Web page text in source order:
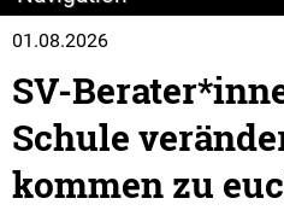
Die LSV
Positionen & Lesestoff
01.08.2026
SV-
Schule
kommen zu